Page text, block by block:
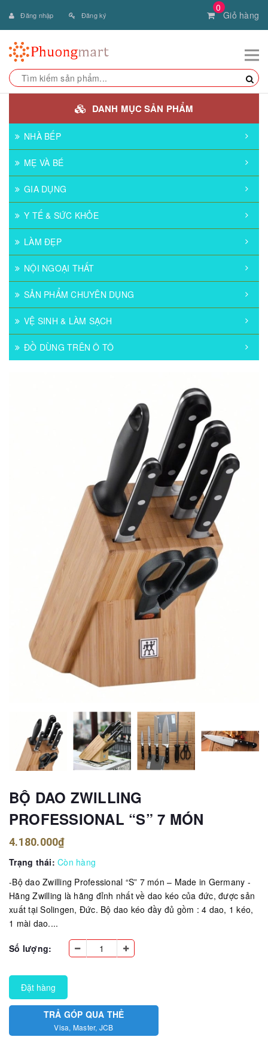
0
Giỏ hàng
Đăng nhập Đăng ký
DANH MỤC SẢN PHẨM
NHÀ BẾP
MẸ VÀ BÉ
GIA DỤNG
Y TẾ & SỨC KHỎE
LÀM ĐẸP
NỘI NGOẠI THẤT
SẢN PHẨM CHUYÊN DỤNG
VỆ SINH & LÀM SẠCH
ĐỒ DÙNG TRÊN Ô TÔ
BỘ DAO ZWILLING
PROFESSIONAL “S” 7 MÓN
4.180.000₫
Trạng thái: Còn hàng
-Bộ dao Zwilling Professional “S” 7 món – Made in Germany -
Hãng Zwilling là hãng đỉnh nhất về dao kéo của đức, được sản
xuất tại Solingen, Đức. Bộ dao kéo đầy đủ gồm : 4 dao, 1 kéo,
1 mài dao....
Số lượng:
Đặt hàng
TRẢ GÓP QUA THẺ
Visa, Master, JCB